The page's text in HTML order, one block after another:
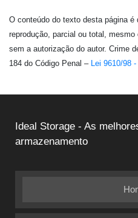
O conteúdo do texto desta página é
reprodução, parcial ou total,
sem a autorização do autor. Crime
184 do Código Penal – Lei 9610/98
Ideal Storage - As
armazenamento